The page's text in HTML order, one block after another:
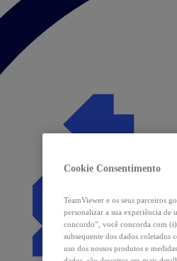
Cookie Consentimento
TeamViewer e os seus parceiros
personalizar a sua experiência de
concordo”, você concorda com
subsequente dos dados
uso dos nossos produtos e